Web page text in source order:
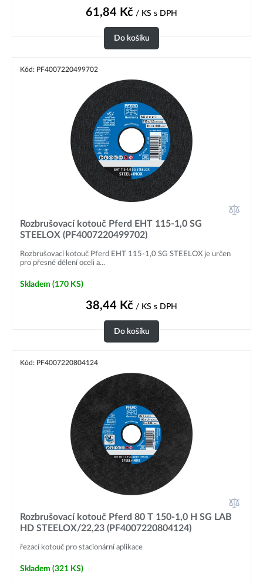
61,84 Kč / KS s DPH
Do košíku
Kód: PF4007220499702
Rozbrušovací kotouč Pferd EHT 115-1,0 SG
STEELOX (PF4007220499702)
Rozbrušovací kotouč Pferd EHT 115-1,0 SG STEELOX je určen
pro přesné dělení oceli a...
Skladem (170 KS)
38,44 Kč / KS s DPH
Do košíku
Kód: PF4007220804124
Rozbrušovací kotouč Pferd 80 T 150-1,0 H SG LAB
HD STEELOX/22,23 (PF4007220804124)
řezací kotouč pro stacionární aplikace
Skladem (321 KS)